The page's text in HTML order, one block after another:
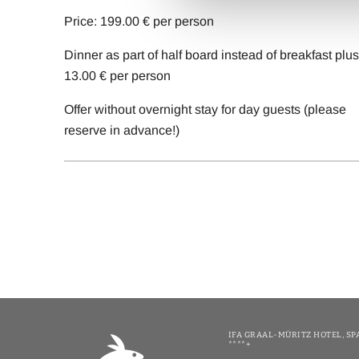
Price: 199.00 € per person
Dinner as part of half board instead of breakfast plus
13.00 € per person
Offer without overnight stay for day guests (please
reserve in advance!)
IFA GRAAL-MÜRITZ HOTEL,
****+